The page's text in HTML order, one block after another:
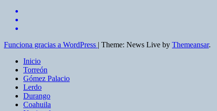
Funciona gracias a WordPress | Theme: News Live by Themeansar.
Inicio
Torreón
Gómez Palacio
Lerdo
Durango
Coahuila